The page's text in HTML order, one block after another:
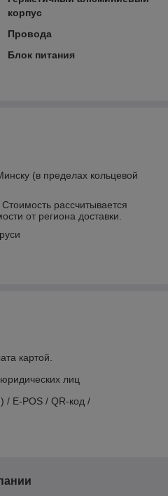
корпус
Провода
Блок питания
(в пределах кольцевой
рассчитывается
от региона доставки.
картой.
лиц
/ E-POS / QR-код /